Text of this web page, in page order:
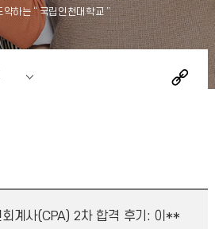
계사(CPA) 2차 합격 후기: 이**